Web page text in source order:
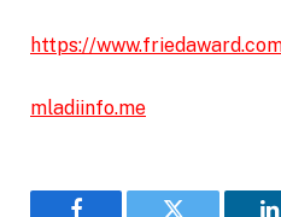
https://
mladiinfo.me